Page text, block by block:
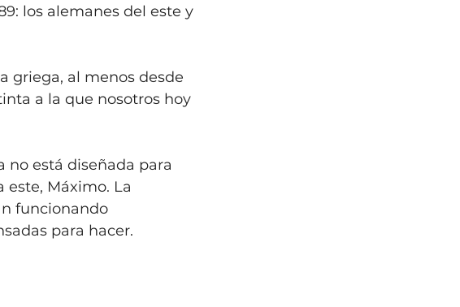
los alemanes del este y
griega, al menos desde
a la que nosotros hoy
no está diseñada para
este, Máximo. La
funcionando
para hacer.